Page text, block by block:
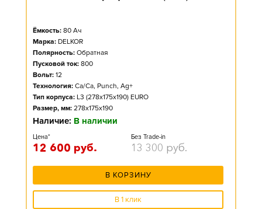
Ёмкость: 80 Ач
Марка: DELKOR
Полярность: Обратная
Пусковой ток: 800
Вольт: 12
Технология: Ca/Ca, Punch, Ag+
Тип корпуса: L3 (278x175x190) EURO
Размер, мм: 278x175x190
Наличие: В наличии
Цена*
12 600 руб.
Без Trade-in
13 300 руб.
В КОРЗИНУ
В 1 клик